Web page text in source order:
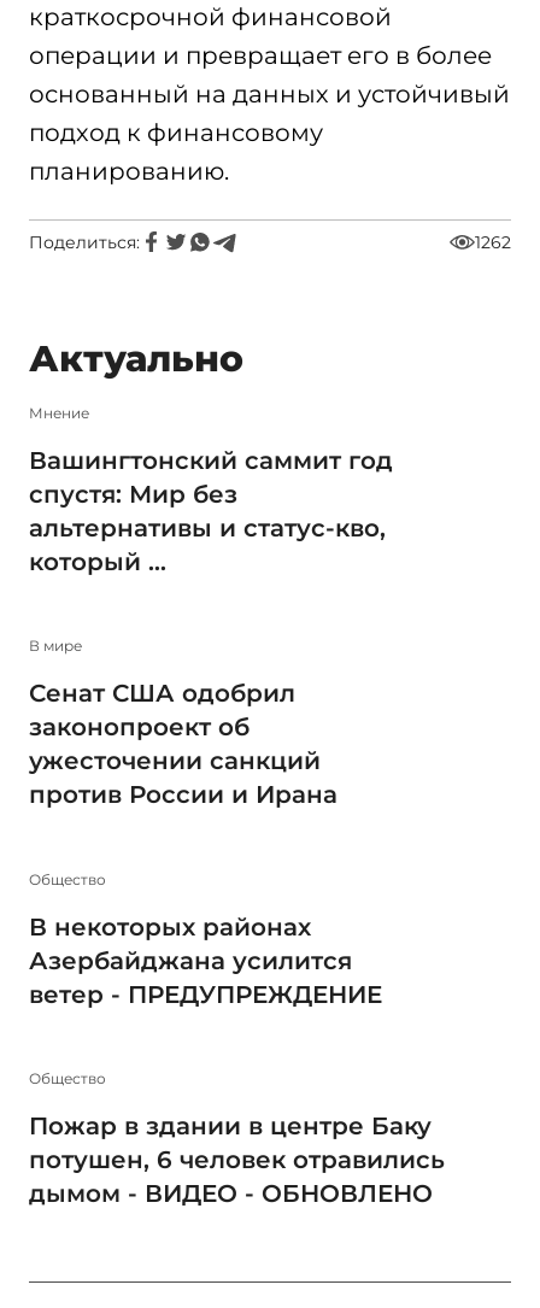
краткосрочной финансовой
операции и превращает его в более
основанный на данных и устойчивый
подход к финансовому
планированию.
Поделиться: 1262
Актуально
Мнение
Вашингтонский саммит год
спустя: Мир без
альтернативы и статус-кво,
который ...
В мире
Сенат США одобрил
законопроект об
ужесточении санкций
против России и Ирана
Общество
В некоторых районах
Азербайджана усилится
ветер - ПРЕДУПРЕЖДЕНИЕ
Общество
Пожар в здании в центре Баку
потушен, 6 человек отравились
дымом - ВИДЕО - ОБНОВЛЕНО